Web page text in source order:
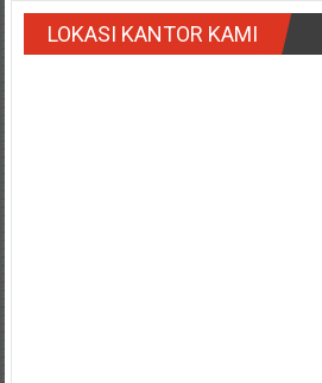
Payakumbung/
Tanjung
LOKASI KANTOR KAMI